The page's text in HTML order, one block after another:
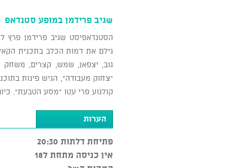
שגיב פרידמן במופע סטנדאפ
הסטנדאפיסט שגיב פרידמן פרץ
גילם את דמות הכלב בתכנית
גוב, יצפאן, שמש, קצרים,
קולנוע פרי עטו "מסע הטבעת".
הערות
פתיחת דלתות 20:30
אין כניסה מתחת ל18